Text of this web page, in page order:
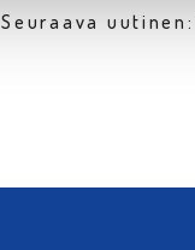
Seuraava